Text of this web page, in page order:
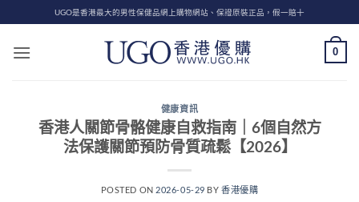
to
content
UGO是香港最大的男性保健品網上購物網站、保證原裝正品，假一賠十
0
健康資訊
香港人關節骨骼健康自救指南｜6個自然方
法保護關節預防骨質疏鬆【2026】
POSTED ON 2026-05-29 BY香港優購